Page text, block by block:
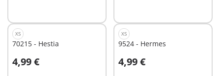
XS
70215 - Hestia
4,99 €
In winkelwagen
XS
9524 - Hermes
4,99 €
In winkelwagen